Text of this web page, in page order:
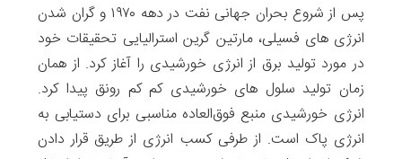
پس از شروع بحران جهانی نفت در دهه ۱۹۷۰ و گران شدن
انرژی های فسیلی، مارتین گرین استرالیایی تحقیقات خود
در مورد تولید برق از انرژی خورشیدی را آغاز کرد. از همان
زمان تولید سلول های خورشیدی کم کم رونق پیدا کرد.
انرژی خورشیدی منبع فوق‌العاده‌ مناسبی برای دستیابی به
انرژی پاک است. از طرفی کسب انرژی از طریق قرار دادن